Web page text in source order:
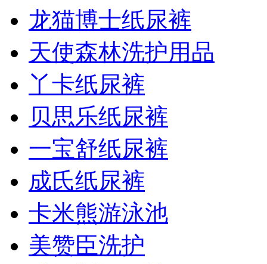
龙猫博士纸尿裤
天使森林洗护用品
丫卡纸尿裤
贝思乐纸尿裤
一宝舒纸尿裤
成氏纸尿裤
卡米熊游泳池
美赞臣洗护